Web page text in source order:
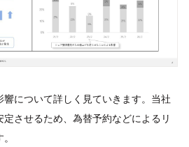
について詳しく見ていきます。当社
させるため、為替予約などによるリ